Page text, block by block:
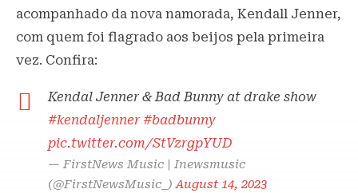
acompanhado da nova namorada, Kendall Jenner,
com quem foi flagrado aos beijos pela primeira
vez. Confira:
Kendal Jenner & Bad Bunny at drake show
#kendaljenner #badbunny
pic.twitter.com/StVzrgpYUD
— FirstNews Music | Inewsmusic
(@FirstNewsMusic_)August 14, 2023